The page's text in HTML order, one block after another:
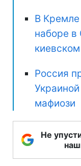
В
наборе в
Россия
мафиози
Не